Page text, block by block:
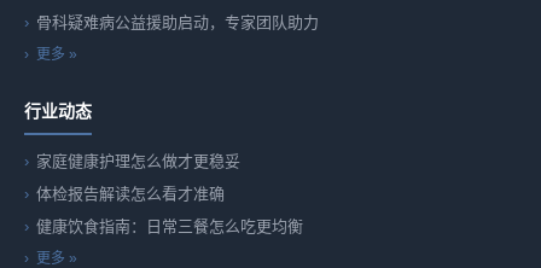
骨科疑难病公益援助启动，专家团队助力
更多 »
行业动态
家庭健康护理怎么做才更稳妥
体检报告解读怎么看才准确
健康饮食指南：日常三餐怎么吃更均衡
更多 »